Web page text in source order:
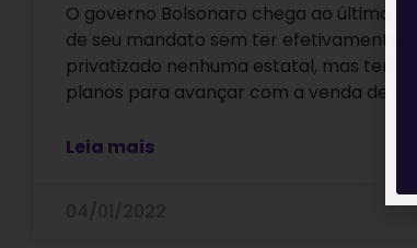
O governo Bolsonaro chega ao último ano
de seu mandato sem ter efetivamente
privatizado nenhuma estatal, mas tem
planos para avançar com a venda de
Leia mais